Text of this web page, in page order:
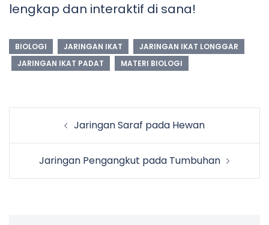
lengkap dan interaktif di sana!
BIOLOGI JARINGAN IKAT
JARINGAN IKAT LONGGAR
JARINGAN IKAT PADAT
MATERI BIOLOGI
navigationJaringan Saraf pada Hewan
Jaringan Pengangkut pada Tumbuhan